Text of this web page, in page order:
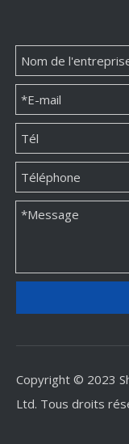
Copyright © 2023
Ltd. Tous droits